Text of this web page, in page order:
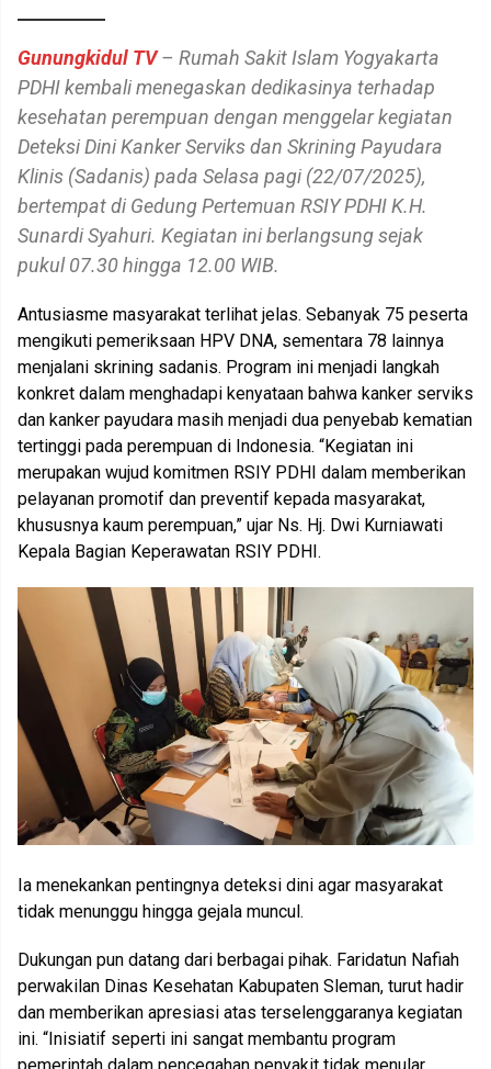
Gunungkidul TV– Rumah Sakit Islam Yogyakarta
PDHI kembali menegaskan dedikasinya terhadap
kesehatan perempuan dengan menggelar kegiatan
Deteksi Dini Kanker Serviks dan Skrining Payudara
Klinis (Sadanis) pada Selasa pagi (22/07/2025),
bertempat di Gedung Pertemuan RSIY PDHI K.H.
Sunardi Syahuri. Kegiatan ini berlangsung sejak
pukul 07.30 hingga 12.00 WIB.
Antusiasme masyarakat terlihat jelas. Sebanyak 75 peserta
mengikuti pemeriksaan HPV DNA, sementara 78 lainnya
menjalani skrining sadanis. Program ini menjadi langkah
konkret dalam menghadapi kenyataan bahwa kanker serviks
dan kanker payudara masih menjadi dua penyebab kematian
tertinggi pada perempuan di Indonesia. “Kegiatan ini
merupakan wujud komitmen RSIY PDHI dalam memberikan
pelayanan promotif dan preventif kepada masyarakat,
khususnya kaum perempuan,” ujar Ns. Hj. Dwi Kurniawati
Kepala Bagian Keperawatan RSIY PDHI.
Ia menekankan pentingnya deteksi dini agar masyarakat
tidak menunggu hingga gejala muncul.
Dukungan pun datang dari berbagai pihak. Faridatun Nafiah
perwakilan Dinas Kesehatan Kabupaten Sleman, turut hadir
dan memberikan apresiasi atas terselenggaranya kegiatan
ini. “Inisiatif seperti ini sangat membantu program